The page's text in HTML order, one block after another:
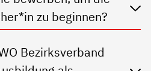
zu beginnen?
Bezirksverband